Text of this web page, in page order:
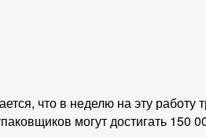
что в неделю на эту работу
могут достигать 150